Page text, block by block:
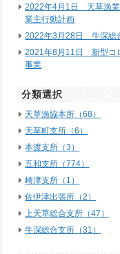
2022年4月1日 天草漁
業主行動計画
2022年3月28日 牛深総
2021年8月11日 新型コ
事業
分類選択
天草漁協本所（68）
天草町支所（6）
本渡支所（3）
五和支所（774）
崎津支所（1）
佐伊津出張所（2）
上天草総合支所（47）
牛深総合支所（31）